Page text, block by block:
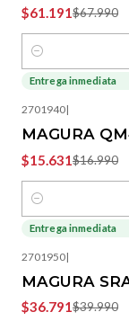
$61.191$67.990
Cantidad
-8%OFF
Entrega inmediata
2701940|
MAGURA
$15.631$16.990
Cantidad
-8%OFF
Entrega inmediata
2701950|
MAGURA
$36.791$39.990